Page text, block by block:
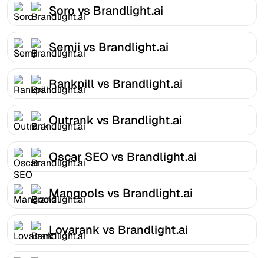
Soro vs Brandlight.ai
Semji vs Brandlight.ai
Rankpill vs Brandlight.ai
Outrank vs Brandlight.ai
Oscar SEO vs Brandlight.ai
Mangools vs Brandlight.ai
Lovarank vs Brandlight.ai